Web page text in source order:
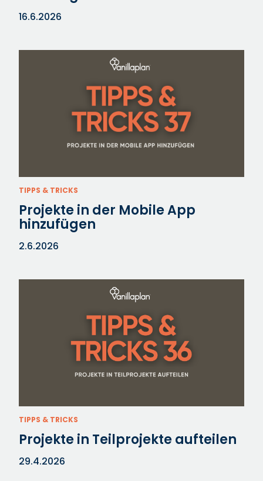
16.6.2026
TIPPS & TRICKS
Projekte in der Mobile App
hinzufügen
2.6.2026
TIPPS & TRICKS
Projekte in Teilprojekte aufteilen
29.4.2026